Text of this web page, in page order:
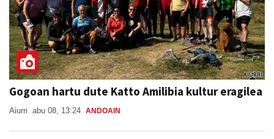
Gogoan hartu dute Katto Amilibia kultur eragilea
Aiurri abu 08, 13:24 ANDOAIN